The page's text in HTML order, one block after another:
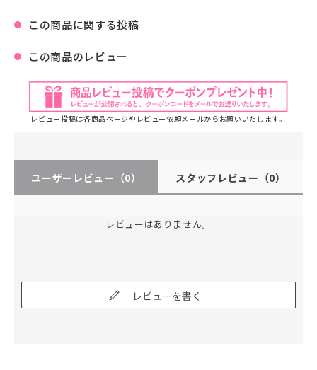
この商品に関する投稿
この商品のレビュー
レビュー投稿は各商品ページやレビュー依頼メールからお願いいたします。
ユーザーレビュー （0） スタッフレビュー （0）
レビューはありません。
レビューを書く